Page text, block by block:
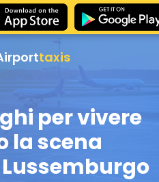
taxis
per vivere
la scena